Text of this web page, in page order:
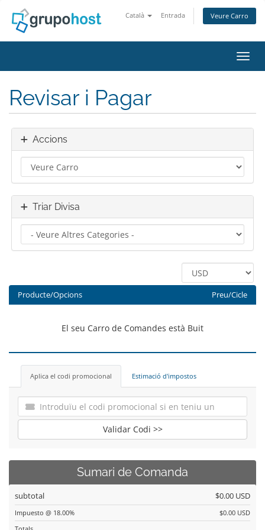
Català Entrada Veure Carro
Revisar i Pagar
Accions
Triar Divisa
Producte/Opcions Preu/Cicle
El seu Carro de Comandes està Buit
Aplica el codi promocional Estimació d'impostos
Validar Codi >>
Sumari de Comanda
subtotal $0.00 USD
Impuesto @ 18.00%
$0.00 USD